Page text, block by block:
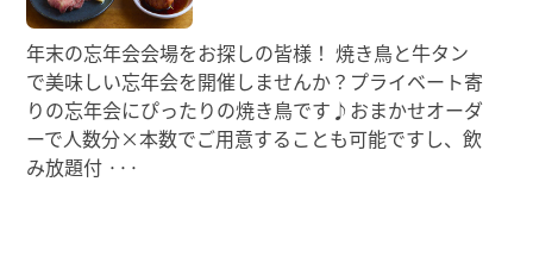
年末の忘年会会場をお探しの皆様！ 焼き鳥と牛タン
で美味しい忘年会を開催しませんか？プライベート寄
りの忘年会にぴったりの焼き鳥です♪おまかせオーダ
ーで人数分×本数でご用意することも可能ですし、飲
み放題付 ···